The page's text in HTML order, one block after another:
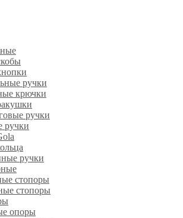
ручки
крючки
ручки
ручки
ручки
стопоры
стопоры
опоры